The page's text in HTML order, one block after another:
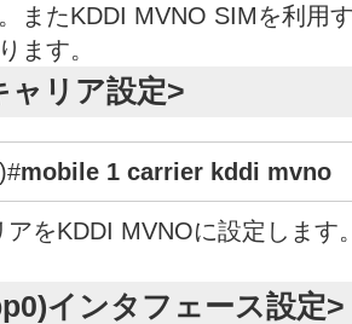
またKDDI MVNO SIMを利用
ます。
ャリア設定>
mobile 1 carrier kddi mvno
アをKDDI MVNOに設定します
インタフェース設定>